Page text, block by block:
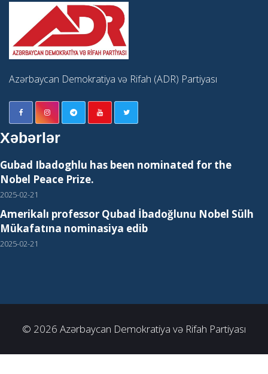
Azərbaycan Demokratiya və Rifah (ADR) Partiyası
Xəbərlər
Gubad Ibadoghlu has been nominated for the
Nobel Peace Prize.
2025-02-21
Amerikalı professor Qubad İbadoğlunu Nobel Sülh
Mükafatına nominasiya edib
2025-02-21
© 2026 Azərbaycan Demokratiya və Rifah Partiyası